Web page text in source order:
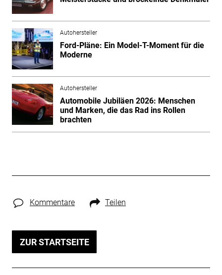
Autohersteller
Ford-Pläne: Ein Model-T-Moment für die
Moderne
Autohersteller
Automobile Jubiläen 2026: Menschen
und Marken, die das Rad ins Rollen
brachten
Kommentare Teilen
ZUR STARTSEITE